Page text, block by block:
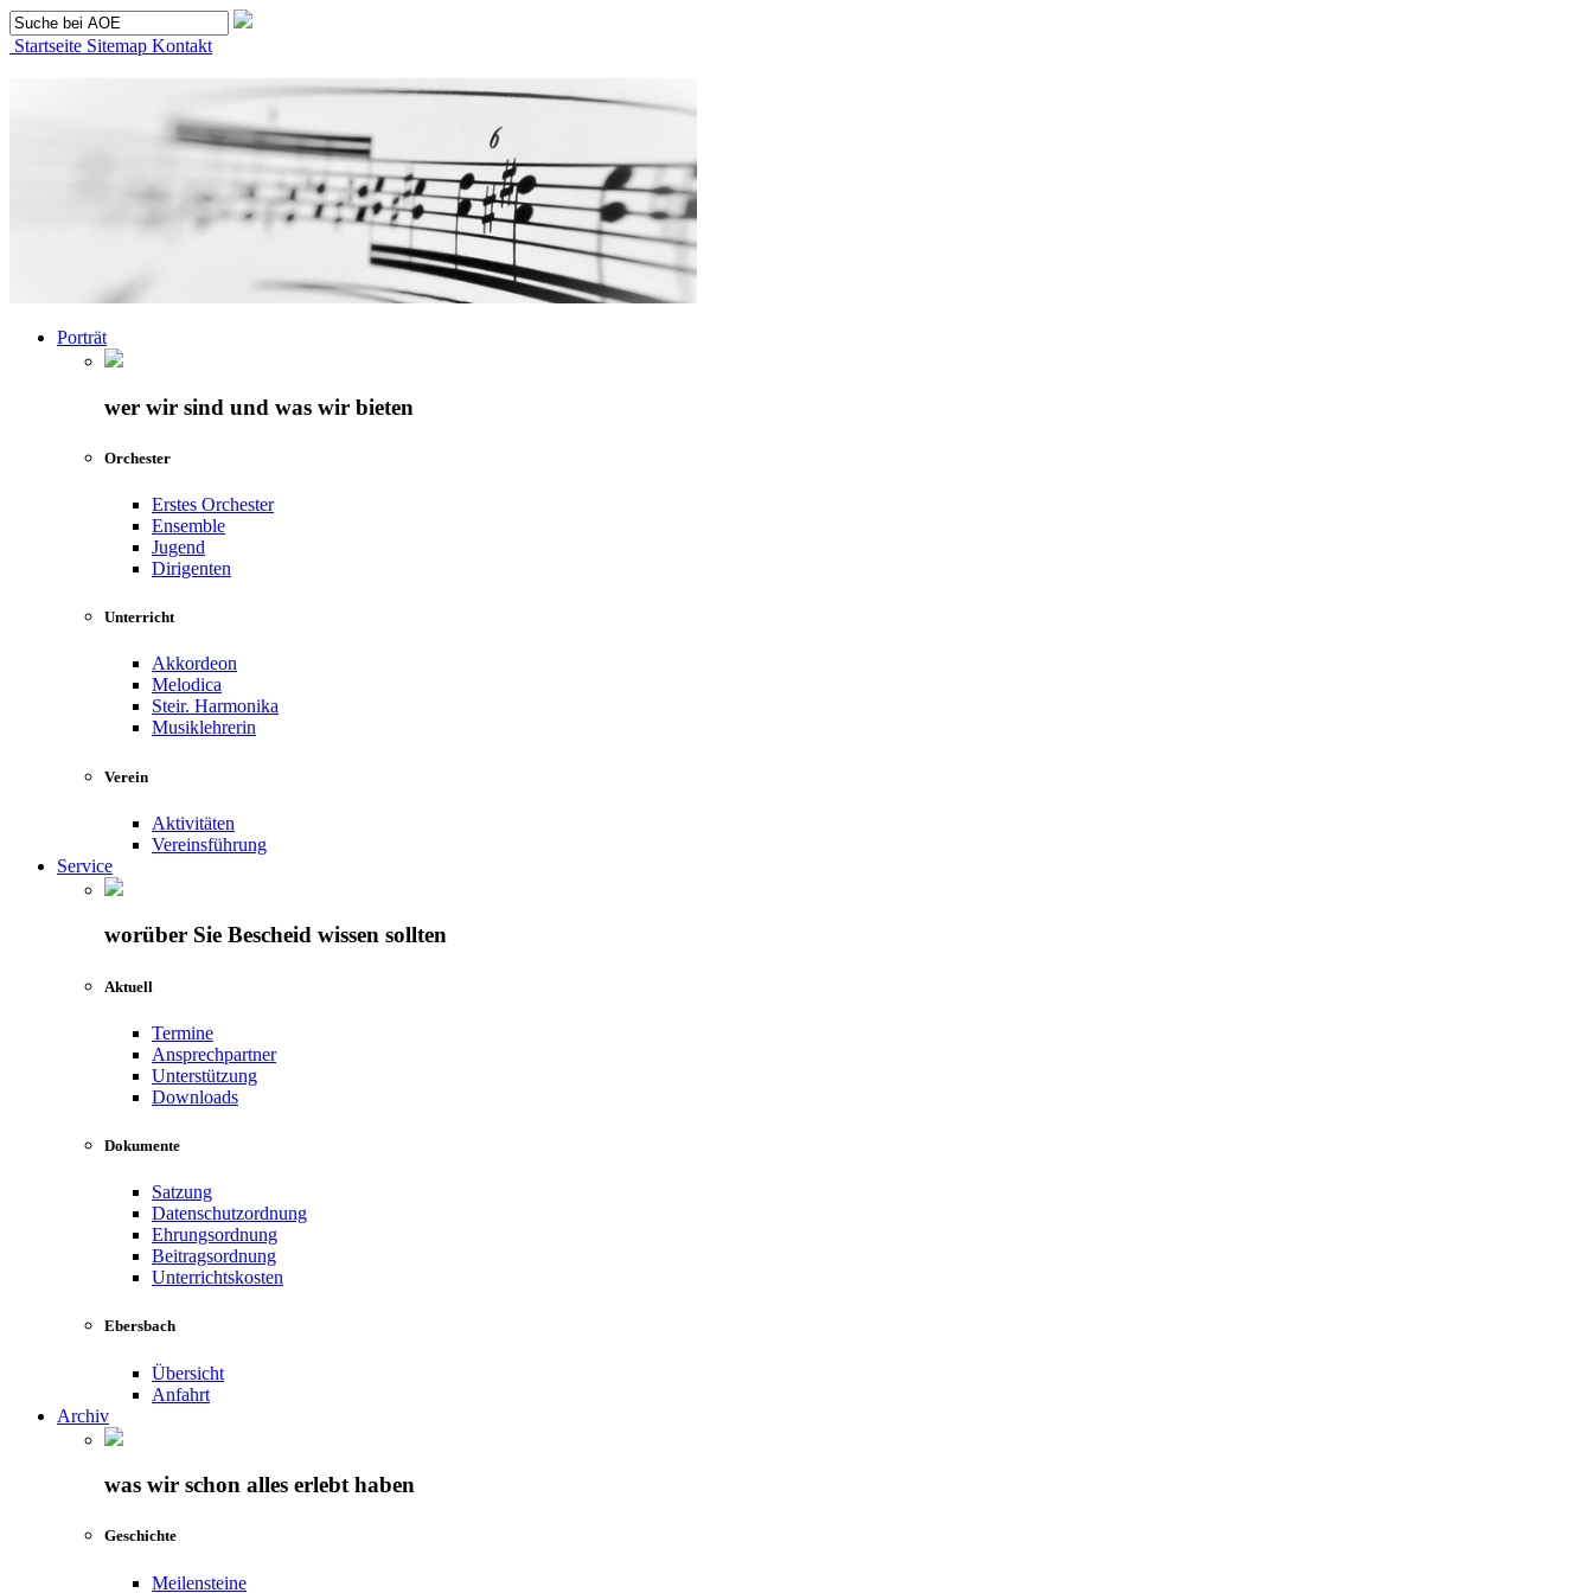
Startseite Sitemap Kontakt
Porträt
wer wir sind und was wir bieten
Orchester
Erstes Orchester
Ensemble
Jugend
Dirigenten
Unterricht
Akkordeon
Melodica
Steir. Harmonika
Musiklehrerin
Verein
Aktivitäten
Vereinsführung
Service
worüber Sie Bescheid wissen sollten
Aktuell
Termine
Ansprechpartner
Unterstützung
Downloads
Dokumente
Satzung
Datenschutzordnung
Ehrungsordnung
Beitragsordnung
Unterrichtskosten
Ebersbach
Übersicht
Anfahrt
Archiv
was wir schon alles erlebt haben
Geschichte
Meilensteine